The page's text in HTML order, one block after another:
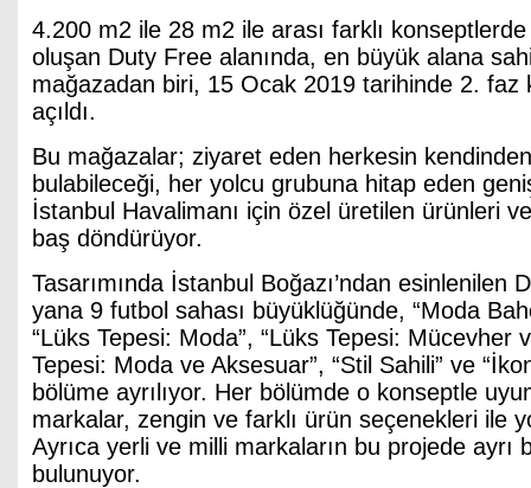
4.200 m2 ile 28 m2 ile arası farklı
oluşan Duty Free alanında, en büyük alana
mağazadan biri, 15 Ocak 2019 tarihinde 2. faz
açıldı.
Bu mağazalar; ziyaret eden herkesin
bulabileceği, her yolcu grubuna hitap eden
İstanbul Havalimanı için özel üretilen ürünleri
baş döndürüyor.
Tasarımında İstanbul Boğazı’ndan esinlenilen
yana 9 futbol sahası büyüklüğünde, “Moda
“Lüks Tepesi: Moda”, “Lüks Tepesi: Mücevher
Tepesi: Moda ve Aksesuar”, “Stil Sahili” ve
bölüme ayrılıyor. Her bölümde o konseptle
markalar, zengin ve farklı ürün seçenekleri ile
Ayrıca yerli ve milli markaların bu projede ayrı
bulunuyor.